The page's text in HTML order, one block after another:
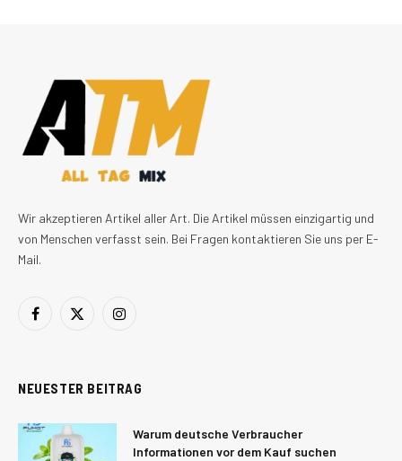
Wir akzeptieren Artikel aller Art. Die Artikel müssen einzigartig und
von Menschen verfasst sein. Bei Fragen kontaktieren Sie uns per E-
Mail.
Facebook
X
Instagram
NEUESTER BEITRAG
Warum deutsche Verbraucher
Informationen vor dem Kauf suchen